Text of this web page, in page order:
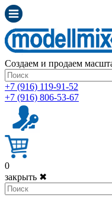
Создаем и продаем
+7 (916) 119-91-52
+7 (916) 806-53-67
0
закрыть ✖